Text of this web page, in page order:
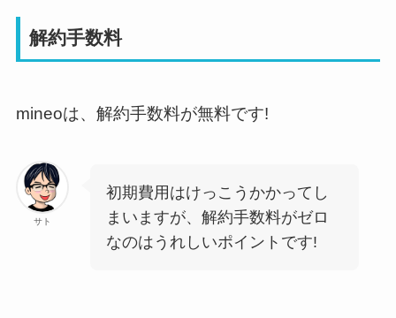
解約手数料
mineoは、解約手数料が無料です!
サト
初期費用はけっこうかかってし
まいますが、解約手数料がゼロ
なのはうれしいポイントです!